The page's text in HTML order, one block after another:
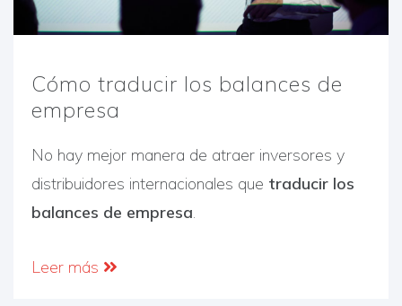
Cómo traducir los balances de
empresa
No hay mejor manera de atraer inversores y
distribuidores internacionales que traducir los
balances de empresa.
Leer más